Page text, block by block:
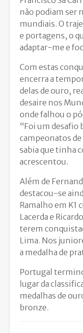
não podiam ser
mundiais. O
e portagens, o
adaptar-me e
Com estas
encerra a
delas de ouro,
desaire nos
onde falhou o
“Foi um desafio
campeonatos
sabia que tinha
acrescentou.
Além de
destacou-se
Ramalho em K1
Lacerda e
terem
Lima. Nos
a medalha de
Portugal
lugar da
medalhas de
bronze.